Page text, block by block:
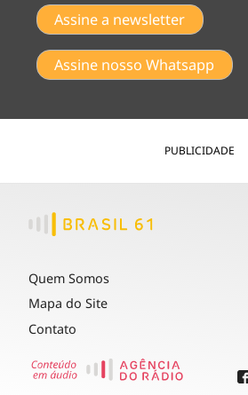
Assine a newsletter
Assine nosso Whatsapp
PUBLICIDADE
Quem Somos
Mapa do Site
Contato